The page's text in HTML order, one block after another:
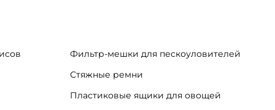
Фильтр-мешки для пескоуловителей
Стяжные ремни
Пластиковые ящики для овощей